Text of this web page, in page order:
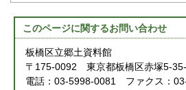
このページに関するお問い合わせ
板橋区立郷土資料館
〒175-0092 東京都板橋区赤塚5-
電話：03-5998-0081 ファクス：